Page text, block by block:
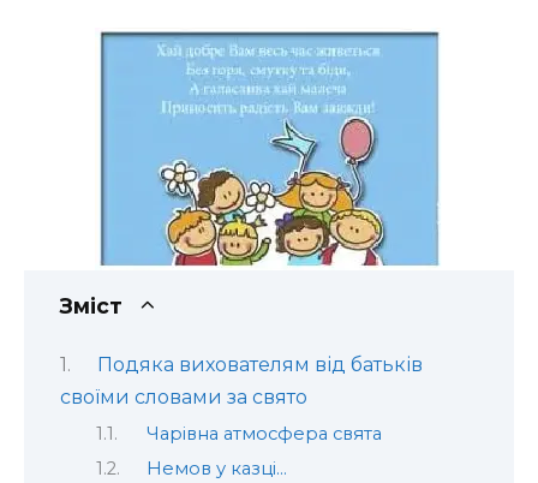
Зміст
Подяка вихователям від батьків
своїми словами за свято
Чарівна атмосфера свята
Немов у казці…